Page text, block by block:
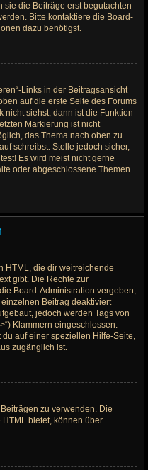
sie die Beiträge erst begutachten
Bitte kontaktiere die Board-
dazu benötigst.
Links in der Beitragsansicht
auf die erste Seite des Forums
nicht siehst, dann ist die Funktion
Markierung ist nicht
das Thema nach oben zu
schreibst. Stelle jedoch sicher,
Es wird meist nicht gerne
oder abgeschlossene Themen
HTML, die dir weitreichende
gibt. Die Rechte zur
Board-Administration vergeben,
Beitrag deaktiviert
jedoch werden Tags von
Klammern eingeschlossen.
auf einer speziellen Hilfe-Seite,
zugänglich ist.
zu verwenden. Die
bietet, können über